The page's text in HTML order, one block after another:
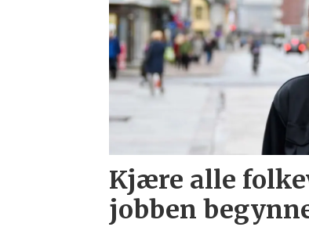
Kjære alle
jobben